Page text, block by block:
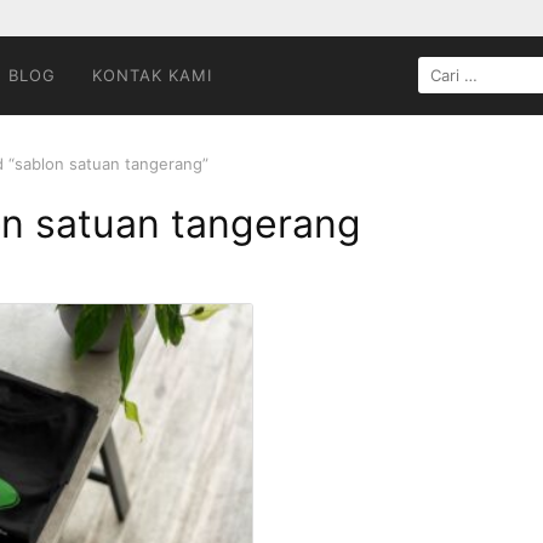
BLOG KONTAK KAMI
CARI
UNTUK:
“sablon satuan tangerang”
satuan tangerang